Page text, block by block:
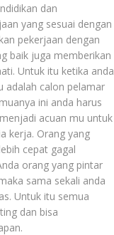
dan
yang sesuai dengan
pekerjaan dengan
baik juga memberikan
Untuk itu ketika anda
adalah calon pelamar
ini anda harus
acuan mu untuk
kerja. Orang yang
cepat gagal
orang yang pintar
sama sekali anda
Untuk itu semua
dan bisa